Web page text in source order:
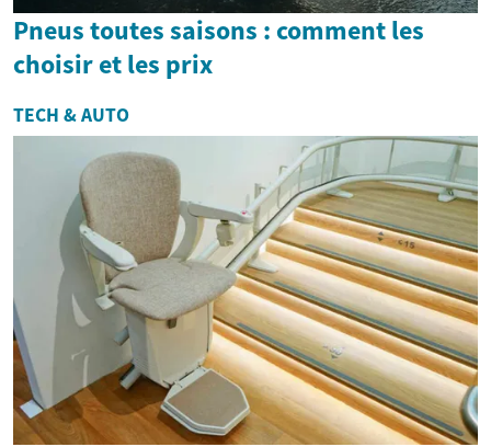
Pneus toutes saisons : comment les
choisir et les prix
TECH & AUTO